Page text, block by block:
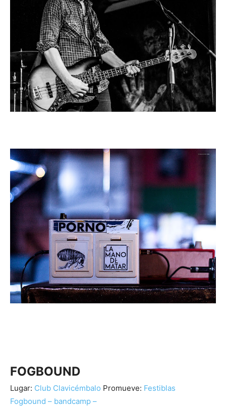
FOGBOUND
Lugar: Club Clavicémbalo Promueve: Festiblas
Fogbound – bandcamp –